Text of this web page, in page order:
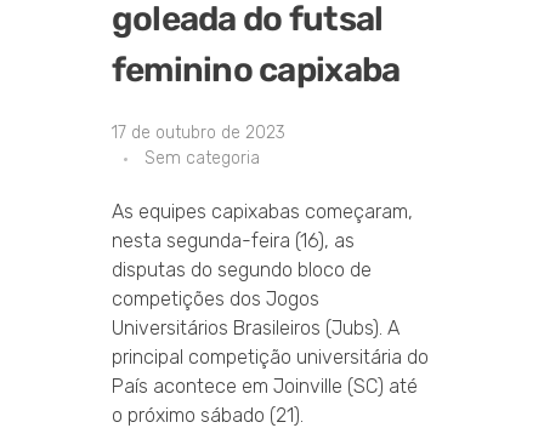
goleada do futsal
feminino capixaba
17 de outubro de 2023
Sem categoria
As equipes capixabas começaram,
nesta segunda-feira (16), as
disputas do segundo bloco de
competições dos Jogos
Universitários Brasileiros (Jubs). A
principal competição universitária do
País acontece em Joinville (SC) até
o próximo sábado (21).